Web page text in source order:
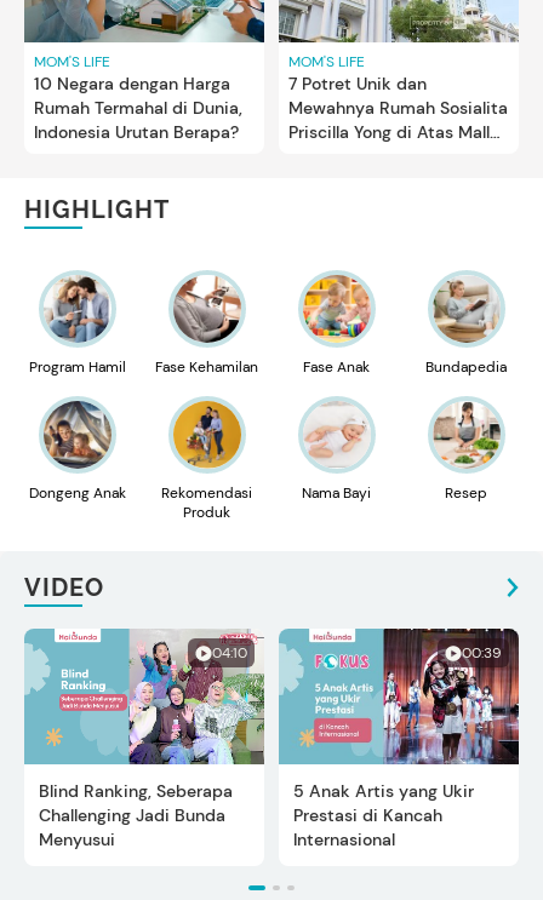
MOM'S LIFE
10 Negara dengan Harga
Rumah Termahal di Dunia,
Indonesia Urutan Berapa?
MOM'S LIFE
7 Potret Unik dan
Mewahnya Rumah Sosialita
Priscilla Yong di Atas Mall
HIGHLIGHT
Program Hamil Fase Kehamilan Fase Anak Bundapedia
Dongeng Anak
Rekomendasi
Produk
Nama Bayi Resep
VIDEO
04:10
Blind Ranking, Seberapa
Challenging Jadi Bunda
Menyusui
00:39
5 Anak Artis yang Ukir
Prestasi di Kancah
Internasional